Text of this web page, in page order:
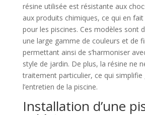
résine utilisée est résistante aux
aux produits chimiques, ce qui en
pour les piscines. Ces modèles sont
une large gamme de couleurs et de
permettant ainsi de s’harmoniser
style de jardin. De plus, la résine ne
traitement particulier, ce qui simplifie
l’entretien de la piscine.
Installation d’une